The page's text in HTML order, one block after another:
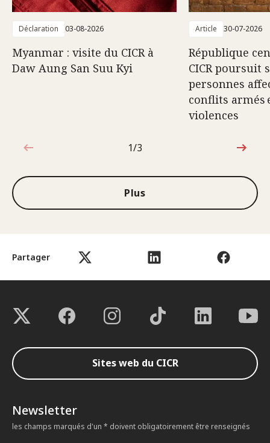
Partager
Déclaration 03-08-2026
Myanmar : visite du CICR à
Daw Aung San Suu Kyi
Article 30-07-2026
République
CICR poursuit
personnes
conflits armés
violences
1sur3
1/3
Plus
Sites web du CICR
Newsletter
les champs marqués d'un * doivent obligatoirement être renseignés